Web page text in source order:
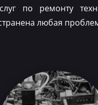
по ремонту
любая